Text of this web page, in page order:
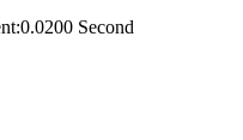
Second